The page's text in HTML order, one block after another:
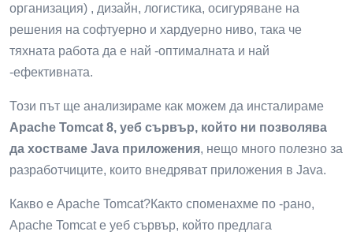
организация) , дизайн, логистика, осигуряване на
решения на софтуерно и хардуерно ниво, така че
тяхната работа да е най -оптималната и най
-ефективната.
Този път ще анализираме как можем да инсталираме
Apache Tomcat 8, уеб сървър, който ни позволява
да хостваме Java приложения, нещо много полезно за
разработчиците, които внедряват приложения в Java.
Какво е Apache Tomcat?Както споменахме по -рано,
Apache Tomcat е уеб сървър, който предлага